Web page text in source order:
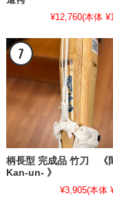
¥12,760(本体
柄長型 完成品 竹刀 《
Kan-un- 》
¥3,905(本体